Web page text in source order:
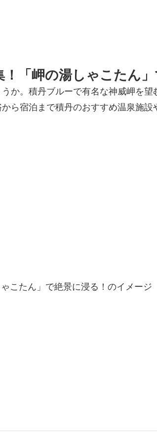
「岬の湯しゃこたん」
か。積丹ブルーで有名な神威岬を
ら宿泊まで積丹のおすすめ温泉施設